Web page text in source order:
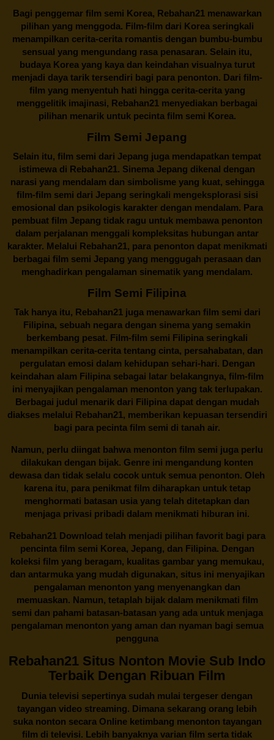
Bagi penggemar film semi Korea, Rebahan21menawarkan
pilihan yang menggoda. Film-film dari Korea seringkali
menampilkan cerita-cerita romantis dengan bumbu-bumbu
sensual yang mengundang rasa penasaran. Selain itu,
budaya Korea yang kaya dan keindahan visualnya turut
menjadi daya tarik tersendiri bagi para penonton. Dari film-
film yang menyentuh hati hingga cerita-cerita yang
menggelitik imajinasi, Rebahan21 menyediakan berbagai
pilihan menarik untuk pecinta film semi Korea.
Film Semi Jepang
Selain itu, film semi dari Jepang juga mendapatkan tempat
istimewa di Rebahan21. Sinema Jepang dikenal dengan
narasi yang mendalam dan simbolisme yang kuat, sehingga
film-film semi dari Jepang seringkali mengeksplorasi sisi
emosional dan psikologis karakter dengan mendalam. Para
pembuat film Jepang tidak ragu untuk membawa penonton
dalam perjalanan menggali kompleksitas hubungan antar
karakter. Melalui Rebahan21, para penonton dapat menikmati
berbagai film semi Jepang yang menggugah perasaan dan
menghadirkan pengalaman sinematik yang mendalam.
Film Semi Filipina
Tak hanya itu, Rebahan21juga menawarkan film semi dari
Filipina, sebuah negara dengan sinema yang semakin
berkembang pesat. Film-film semi Filipina seringkali
menampilkan cerita-cerita tentang cinta, persahabatan, dan
pergulatan emosi dalam kehidupan sehari-hari. Dengan
keindahan alam Filipina sebagai latar belakangnya, film-film
ini menyajikan pengalaman menonton yang tak terlupakan.
Berbagai judul menarik dari Filipina dapat dengan mudah
diakses melalui Rebahan21, memberikan kepuasan tersendiri
bagi para pecinta film semi di tanah air.
Namun, perlu diingat bahwa menonton film semi juga perlu
dilakukan dengan bijak. Genre ini mengandung konten
dewasa dan tidak selalu cocok untuk semua penonton. Oleh
karena itu, para penikmat film diharapkan untuk tetap
menghormati batasan usia yang telah ditetapkan dan
menjaga privasi pribadi dalam menikmati hiburan ini.
Rebahan21Download telah menjadi pilihan favorit bagi para
pencinta film semi Korea, Jepang, dan Filipina. Dengan
koleksi film yang beragam, kualitas gambar yang memukau,
dan antarmuka yang mudah digunakan, situs ini menyajikan
pengalaman menonton yang menyenangkan dan
memuaskan. Namun, tetaplah bijak dalam menikmati film
semi dan pahami batasan-batasan yang ada untuk menjaga
pengalaman menonton yang aman dan nyaman bagi semua
pengguna
Rebahan21 Situs Nonton Movie Sub Indo
Terbaik Dengan Ribuan Film
Dunia televisi sepertinya sudah mulai tergeser dengan
tayangan video streaming. Dimana sekarang orang lebih
suka nonton secara Online ketimbang menonton tayangan
film di televisi. Lebih banyaknya varian film serta tidak